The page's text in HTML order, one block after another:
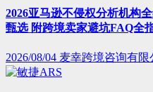
2026亚马逊不侵权分析机构
甄选 附跨境卖家避坑FAQ全
2026/08/04 麦幸跨境咨询有限